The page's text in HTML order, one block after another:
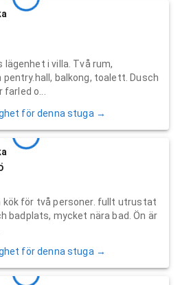
lägenhet i villa. Två rum,
balkong, toalett. Dusch
o...
för denna stuga →
kök för två personer. fullt utrustat
badplats, mycket nära bad. Ön är
för denna stuga →